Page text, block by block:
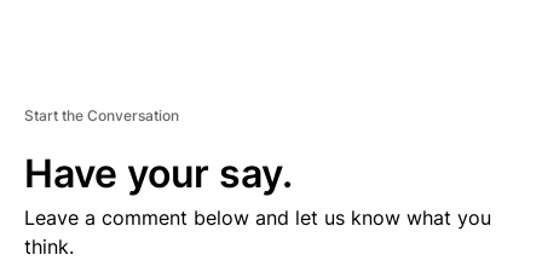
Start the Conversation
Have your say.
Leave a comment below and let us know what you
think.